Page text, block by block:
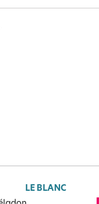
LE BLANC